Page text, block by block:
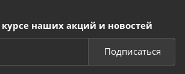
курсе наших акций и новостей
Подписаться